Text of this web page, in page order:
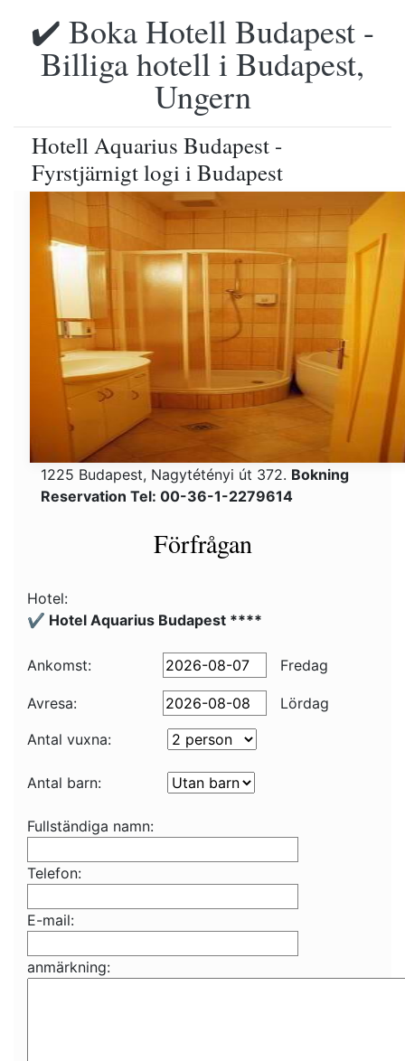
✔️ Boka Hotell Budapest -
Billiga hotell i Budapest,
Ungern
Hotell Aquarius Budapest -
Fyrstjärnigt logi i Budapest
1225 Budapest, Nagytétényi út 372. Bokning
Reservation Tel: 00-36-1-2279614
Förfrågan
Hotel:
✔️ Hotel Aquarius Budapest ****
Ankomst: Fredag
Avresa:
Lördag
Antal vuxna:
Antal barn:
Fullständiga namn:
Telefon:
E-mail:
anmärkning: